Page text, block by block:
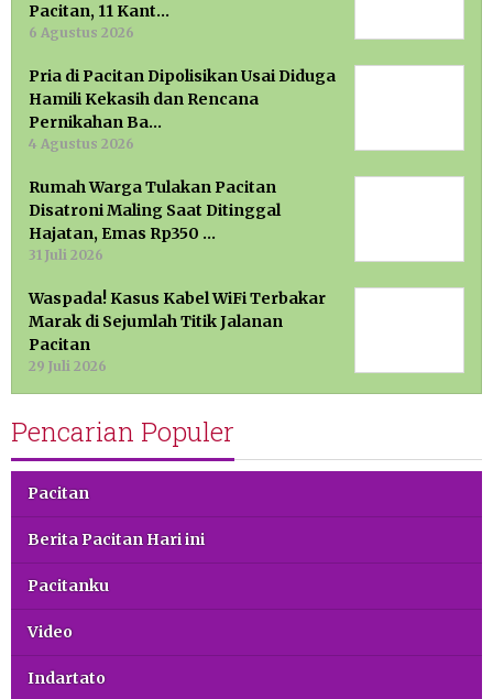
Pacitan, 11 Kant…
6 Agustus 2026
Pria di Pacitan Dipolisikan Usai Diduga
Hamili Kekasih dan Rencana
Pernikahan Ba…
4 Agustus 2026
Rumah Warga Tulakan Pacitan
Disatroni Maling Saat Ditinggal
Hajatan, Emas Rp350 …
31 Juli 2026
Waspada! Kasus Kabel WiFi Terbakar
Marak di Sejumlah Titik Jalanan
Pacitan
29 Juli 2026
Pencarian Populer
Pacitan
Berita Pacitan Hari ini
Pacitanku
Video
Indartato